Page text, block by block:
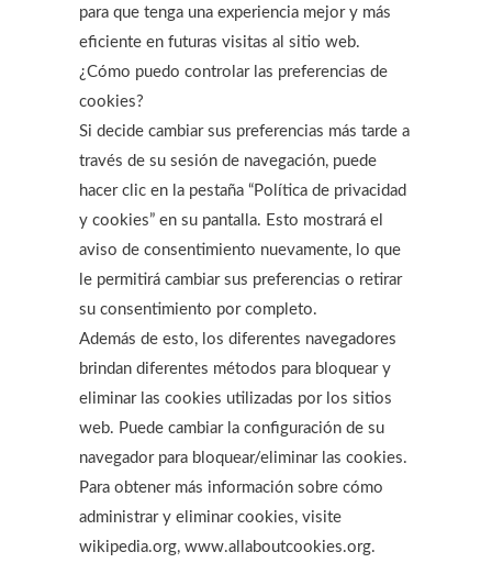
para que tenga una experiencia mejor y más
eficiente en futuras visitas al sitio web.
¿Cómo puedo controlar las preferencias de
cookies?
Si decide cambiar sus preferencias más tarde a
través de su sesión de navegación, puede
hacer clic en la pestaña “Política de privacidad
y cookies” en su pantalla. Esto mostrará el
aviso de consentimiento nuevamente, lo que
le permitirá cambiar sus preferencias o retirar
su consentimiento por completo.
Además de esto, los diferentes navegadores
brindan diferentes métodos para bloquear y
eliminar las cookies utilizadas por los sitios
web. Puede cambiar la configuración de su
navegador para bloquear/eliminar las cookies.
Para obtener más información sobre cómo
administrar y eliminar cookies, visite
wikipedia.org, www.allaboutcookies.org.